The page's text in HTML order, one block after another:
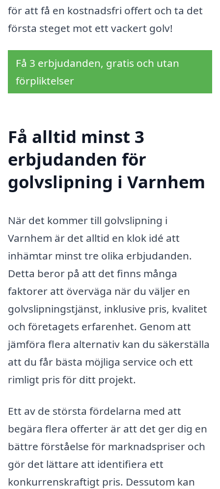
för att få en kostnadsfri offert och ta det
första steget mot ett vackert golv!
Få 3 erbjudanden, gratis och utan
förpliktelser
Få alltid minst 3
erbjudanden för
golvslipning i Varnhem
När det kommer till golvslipning i
Varnhem är det alltid en klok idé att
inhämtar minst tre olika erbjudanden.
Detta beror på att det finns många
faktorer att överväga när du väljer en
golvslipningstjänst, inklusive pris, kvalitet
och företagets erfarenhet. Genom att
jämföra flera alternativ kan du säkerställa
att du får bästa möjliga service och ett
rimligt pris för ditt projekt.
Ett av de största fördelarna med att
begära flera offerter är att det ger dig en
bättre förståelse för marknadspriser och
gör det lättare att identifiera ett
konkurrenskraftigt pris. Dessutom kan